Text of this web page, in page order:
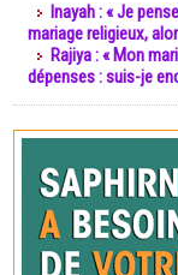
Inayah : « Je
mariage religieux,
Rajiya : « Mon
dépenses : suis-je